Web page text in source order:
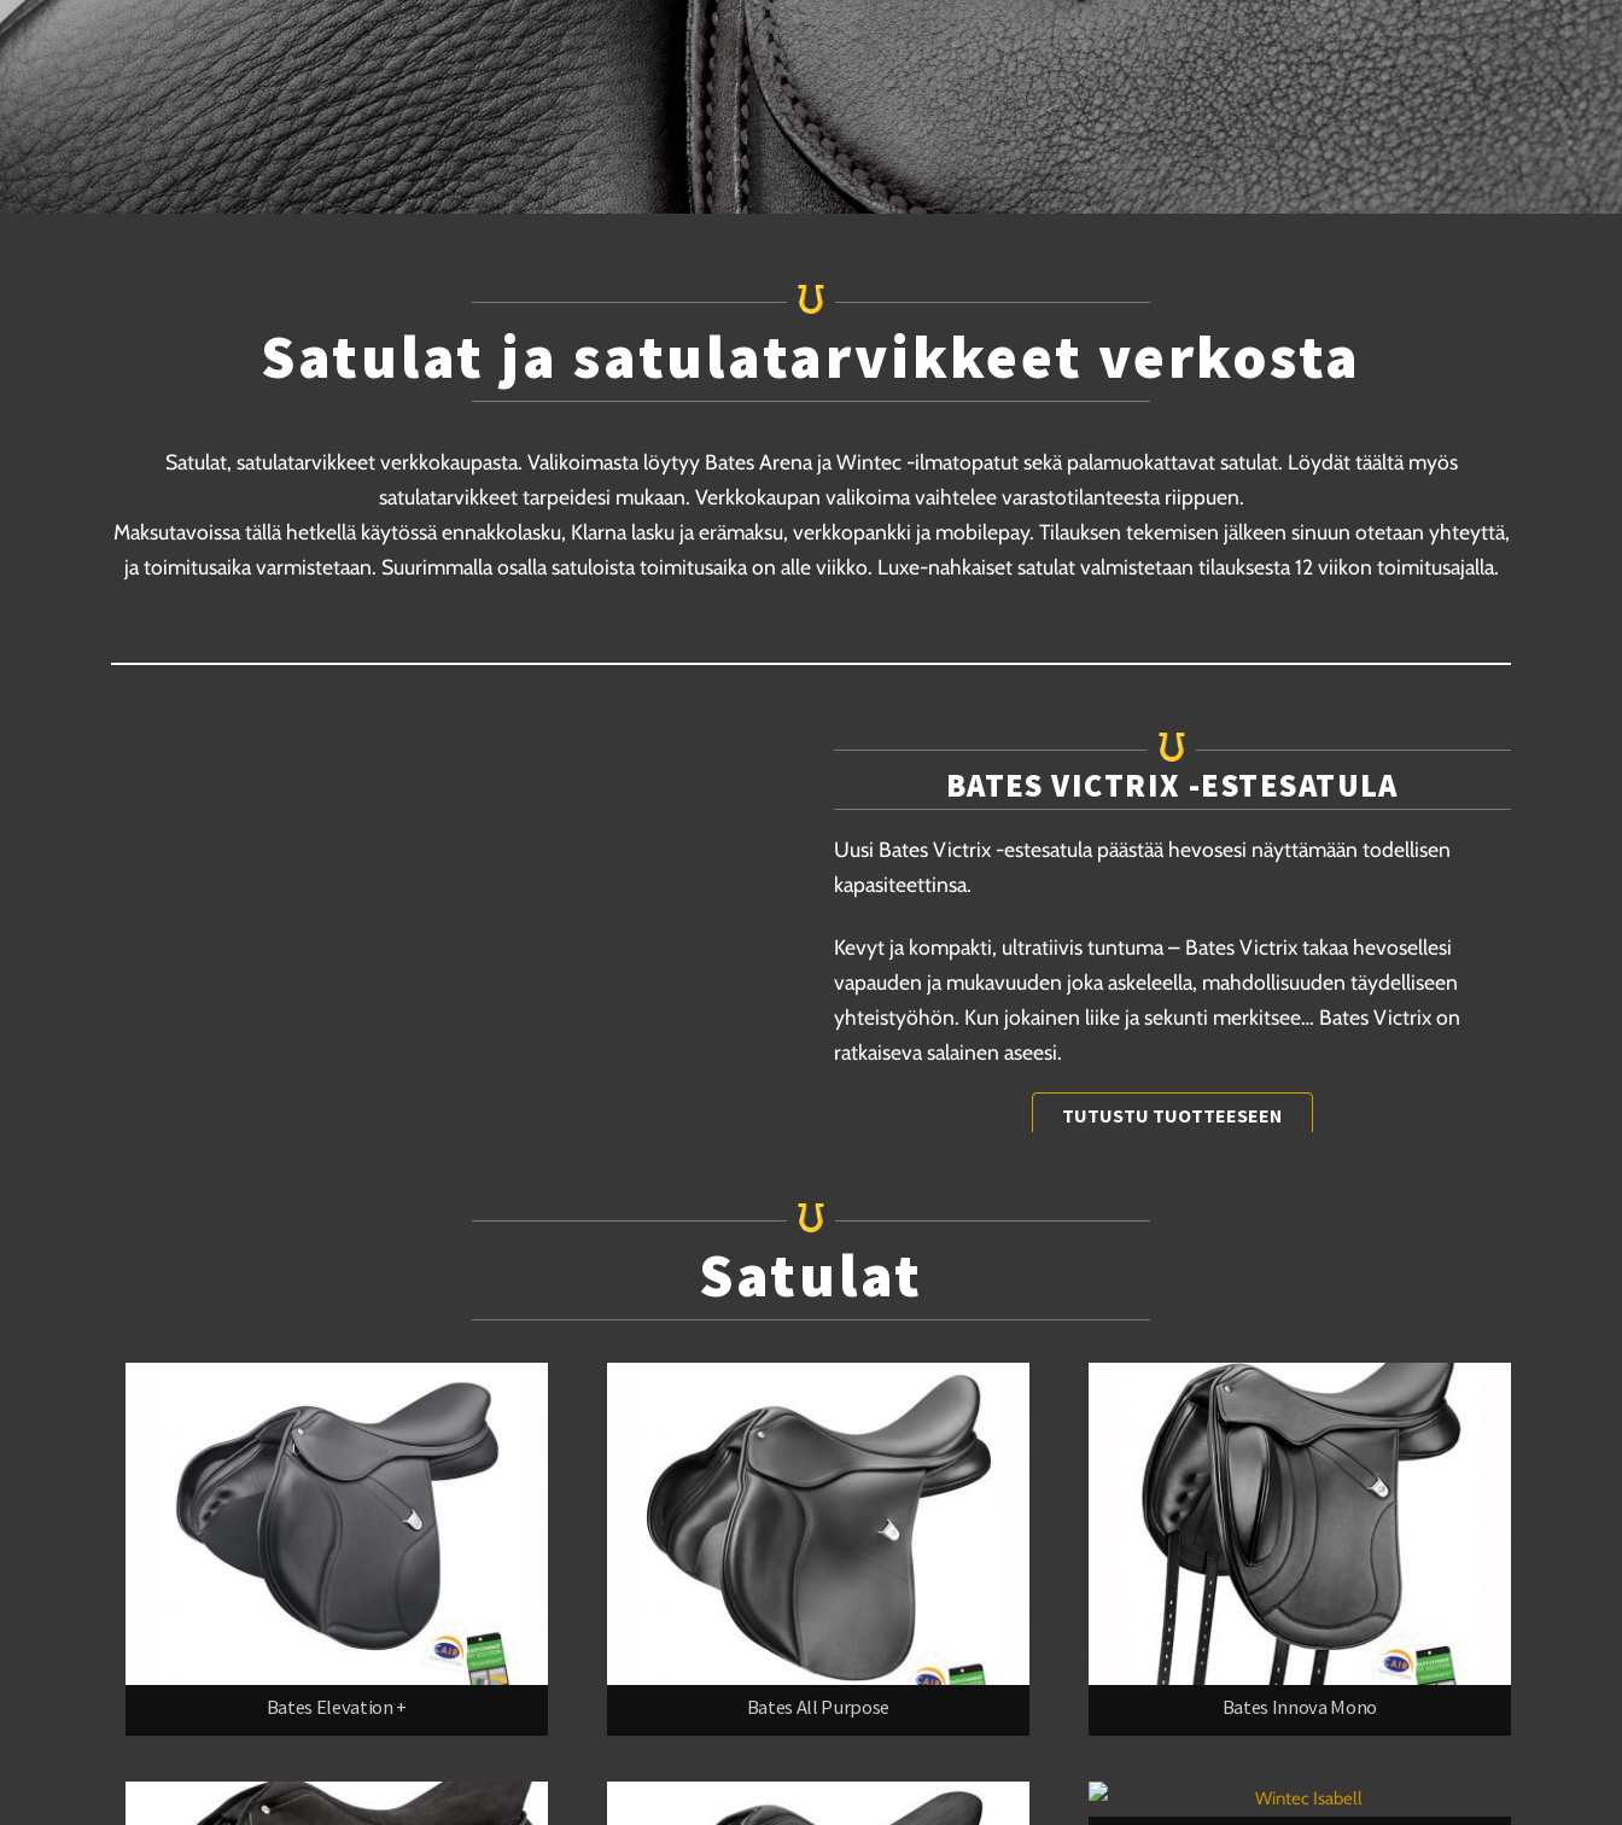
Satulat ja satulatarvikkeet verkosta
Satulat, satulatarvikkeet verkkokaupasta. Valikoimasta löytyy Bates Arena ja Wintec -ilmatopatut sekä palamuokattavat satulat. Löydät täältä myös
satulatarvikkeet tarpeidesi mukaan. Verkkokaupan valikoima vaihtelee varastotilanteesta riippuen.
Maksutavoissa tällä hetkellä käytössä ennakkolasku, Klarna lasku ja erämaksu, verkkopankki ja mobilepay. Tilauksen tekemisen jälkeen sinuun otetaan yhteyttä,
ja toimitusaika varmistetaan. Suurimmalla osalla satuloista toimitusaika on alle viikko. Luxe-nahkaiset satulat valmistetaan tilauksesta 12 viikon toimitusajalla.
BATES VICTRIX -ESTESATULA
Uusi Bates Victrix -estesatula päästää hevosesi näyttämään todellisen
kapasiteettinsa.
Kevyt ja kompakti, ultratiivis tuntuma – Bates Victrix takaa hevosellesi
vapauden ja mukavuuden joka askeleella, mahdollisuuden täydelliseen
yhteistyöhön. Kun jokainen liike ja sekunti merkitsee… Bates Victrix on
ratkaiseva salainen aseesi.
TUTUSTU TUOTTEESEEN
Satulat
Bates Elevation + Bates All Purpose Bates Innova Mono